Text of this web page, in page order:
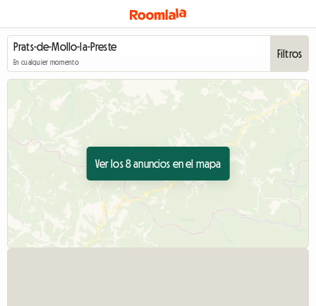
En cualquier momento
Filtros
Ver los 8 anuncios en el mapa